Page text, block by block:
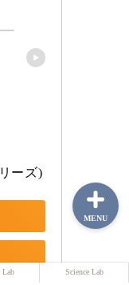
ーズ)
Lab Science Lab
MENU
Blog Lab
Lab